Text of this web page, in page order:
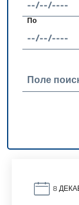
По
Поле
8